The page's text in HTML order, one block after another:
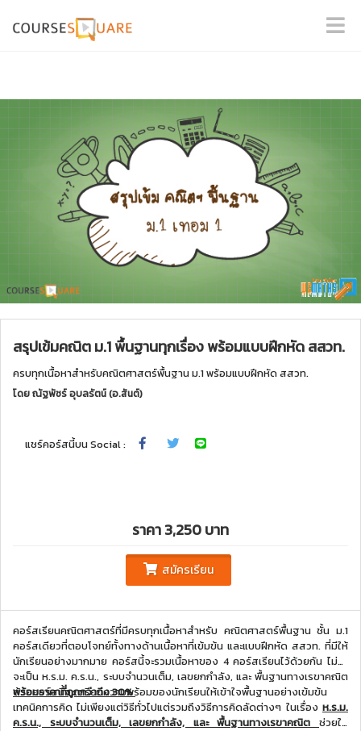
สรุปเข้มคณิต ม.1 พื้นฐานทุกเรื่อง พร้อมแบบฝึกหัด สสวท.
ครบทุกเนื้อหาสำหรับคณิตศาสตร์พื้นฐาน ม.1 พร้อมแบบฝึกหัด สสวท.
โดยณัฐพัชร์ อุบลรัตน์ (อ.สันต์)
แชร์คอร์สนี้บน Social :
ราคา 3,250 บาท
สมัครเรียน
คอร์สเรียนคณิตศาสตร์ที่มีครบทุกเนื้อหาสำหรับ คณิตศาสตร์พื้นฐาน ชั้น ม.1
คอร์สเดียวที่ตอบโจทย์ทั้งทางด้านเนื้อหาที่เข้มข้น และแบบฝึกหัด สสวท. ที่มีให้
นักเรียนอย่างมากมาย คอร์สนี้จะรวมเนื้อหาของ 4 คอร์สเรียนไว้ด้วยกัน ไม่ว่า
จะเป็น ห.ร.ม. ค.ร.น., ระบบจำนวนเต็ม, เลขยกกำลัง, และ พื้นฐานทางเรขาคณิต
พร้อมราคาที่ถูกกว่าถึง 30%
ด้วยคอร์สนี้จะเตรียมความพร้อมของนักเรียนให้เข้าใจพื้นฐานอย่างเข้มข้น
เทคนิคการคิด ไม่เพียงแต่วิธีทั่วไปแต่รวมถึงวิธีการคิดลัดต่างๆ ในเรื่อง ห.ร.ม.
ค.ร.น., ระบบจำนวนเต็ม, เลขยกกำลัง, และ พื้นฐานทางเรขาคณิต ช่วยให้